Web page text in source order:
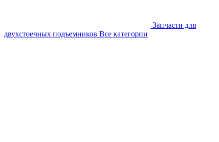
Запчасти для
двухстоечных подъемников Все категории